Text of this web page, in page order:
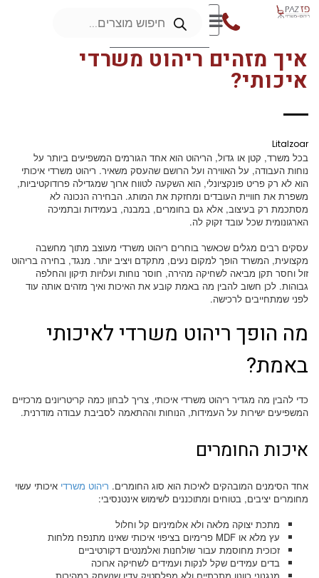
איך מזהים ריהוט משרדי
איכותי?
Litalzoar
בכל משרד, קטן או גדול, הריהוט הוא אחד הגורמים המשפיעים ביותר על
נוחות העבודה, על האווירה ועל הרושם שהעסק משאיר. ריהוט משרדי איכותי
הוא לא רק פריט פונקציונלי, הוא השקעה לטווח ארוך שמגדילה פרודוקטיביות,
משפרת את חוויית העובדים ומחזקת את המותג. הבחירה הנכונה לא
מסתכמת רק בעיצוב, אלא גם בחומרים, במבנה, בעמידות ובתמיכה
הארגונומית שכל עובד זקוק לה.
עסקים רבים מגלים שכאשר בוחרים ריהוט משרדי מעוצב מתוך מחשבה
מקצועית, המשרד הופך למקום נעים, מתקדם ויציב יותר. מנגד, בחירה בריהוט
זול וחסר תקן מביאה לשחיקה מהירה, חוסר נוחות ועלויות תיקון והחלפה
גבוהות. לכן חשוב להבין מה באמת קובע את האיכות ואיך מזהים אותה עוד
לפני שמתחייבים לרכישה.
מה הופך ריהוט משרדי לאיכותי
באמת?
כדי להבין מה מגדיר ריהוט משרדי איכותי, צריך לבחון כמה קריטריונים מרכזיים
המשפיעים ישירות על העמידות, הנוחות וההתאמה לסביבת עבודה מודרנית.
איכות החומרים
אחד הסימנים המובהקים לאיכות הוא סוג החומרים. ריהוט משרדי איכותי עשוי
מחומרים יציבים, בטוחים ומתוכננים לשימוש אינטנסיבי:
מתכת יצוקה מלאה ולא אלומיניום קל וחלול
עץ מלא או MDF פרימיום בציפוי איכותי שאינו מתנפח מלחות
זכוכית מחוסמת עבור שולחנות ואלמנטים דקורטיביים
בדים עמידים שקל לנקות ועמידים לשחיקה ארוכה
מנגנוני כוונון מתכתיים ולא מפלסטיק עדין שנשחק במהירות